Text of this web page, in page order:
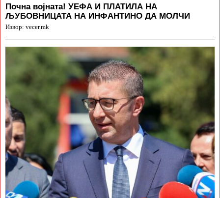
Почна војната! УЕФА И ПЛАТИЛА НА
ЉУБОВНИЦАТА НА ИНФАНТИНО ДА МОЛЧИ
Извор: vecer.mk